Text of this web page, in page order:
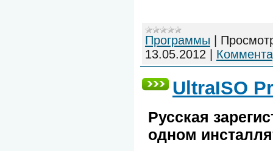
Программы
13.05.2012
UltraISO
Русская
одном